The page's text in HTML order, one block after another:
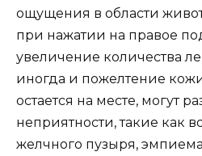
ощущения в области
при нажатии на правое
увеличение количества
иногда и пожелтение
остается на месте, могут
неприятности, такие как
желчного пузыря,